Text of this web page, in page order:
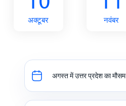
अक्टूबर नवंबर
अगस्त में उत्तर प्रदेश का मौसम